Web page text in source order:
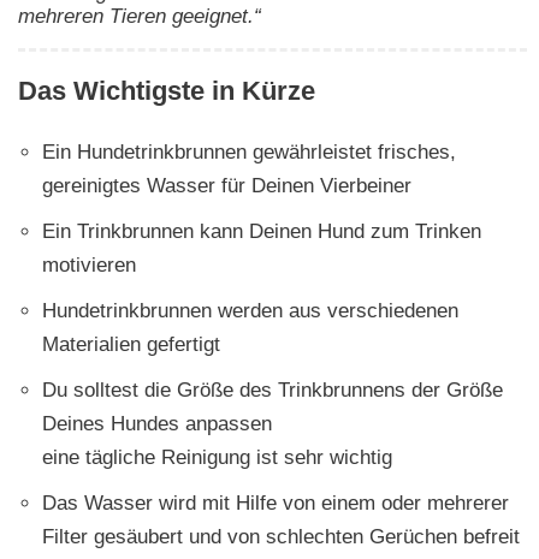
mehreren Tieren geeignet.“
Das Wichtigste in Kürze
Ein Hundetrinkbrunnen gewährleistet frisches,
gereinigtes Wasser für Deinen Vierbeiner
Ein Trinkbrunnen kann Deinen Hund zum Trinken
motivieren
Hundetrinkbrunnen werden aus verschiedenen
Materialien gefertigt
Du solltest die Größe des Trinkbrunnens der Größe
Deines Hundes anpassen
eine tägliche Reinigung ist sehr wichtig
Das Wasser wird mit Hilfe von einem oder mehrerer
Filter gesäubert und von schlechten Gerüchen befreit